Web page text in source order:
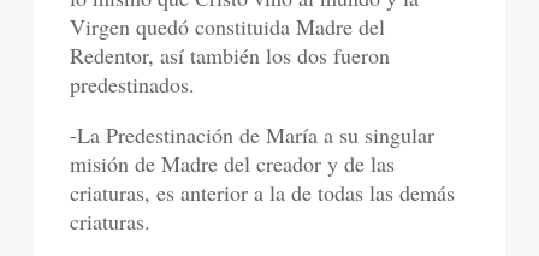
Virgen quedó constituida Madre del
Redentor, así también los dos fueron
predestinados.
-La Predestinación de María a su singular
misión de Madre del creador y de las
criaturas, es anterior a la de todas las demás
criaturas.